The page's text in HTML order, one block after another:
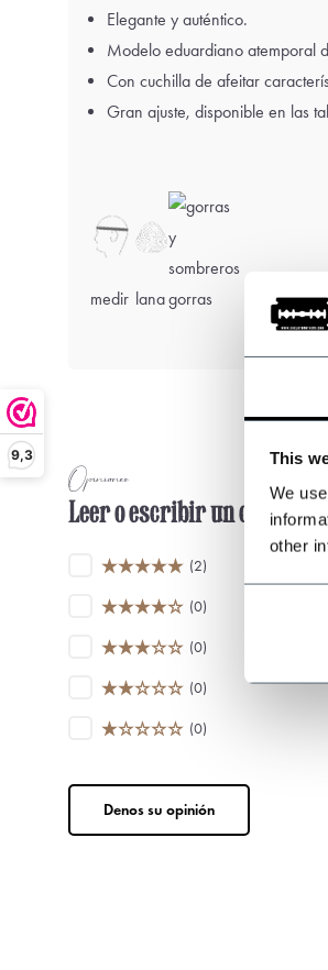
This
We
other
9,3
Elegante y auténtico.
Modelo eduardiano atemporal
Con cuchilla de afeitar
Gran ajuste, disponible en las
medir lanagorras
Opiniones
Leer o escribir un
(2)
(0)
(0)
(0)
(0)
Denos su opinión